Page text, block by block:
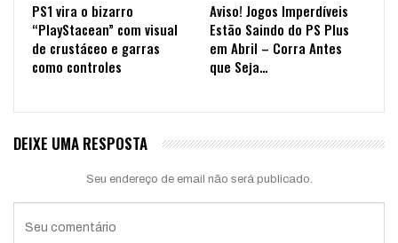
PS1 vira o bizarro
“PlayStacean” com visual
de crustáceo e garras
como controles
Aviso! Jogos Imperdíveis
Estão Saindo do PS Plus
em Abril – Corra Antes
que Seja…
DEIXE UMA RESPOSTA
Seu endereço de email não será publicado.